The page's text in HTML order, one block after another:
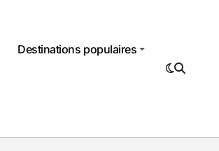
Destinations populaires